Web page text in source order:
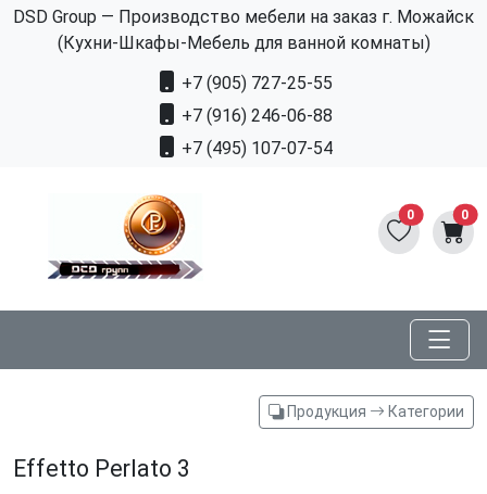
DSD Group — Производство мебели на заказ г. Можайск
(Кухни-Шкафы-Мебель для ванной комнаты)
+7 (905) 727-25-55
+7 (916) 246-06-88
+7 (495) 107-07-54
0 0
Продукция Категории
Effetto Perlato 3